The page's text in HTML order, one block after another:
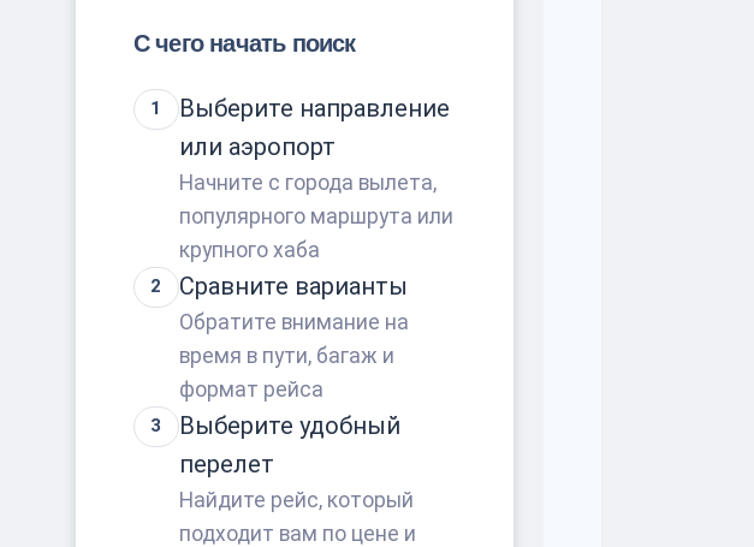
С чего начать поиск
1
Выберите направление
или аэропорт
Начните с города вылета,
популярного маршрута или
крупного хаба
2 Сравните варианты
Обратите внимание на
время в пути, багаж и
формат рейса
3
Выберите удобный
перелет
Найдите рейс, который
подходит вам по цене и